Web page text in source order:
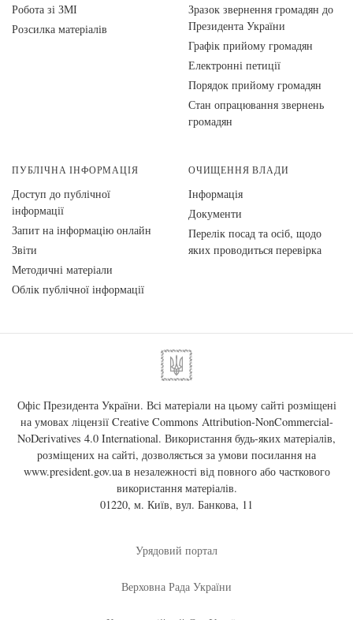
Робота зі ЗМІ
Розсилка матеріалів
Зразок звернення громадян до
Президента України
Графік прийому громадян
Електронні петиції
Порядок прийому громадян
Стан опрацювання звернень
громадян
ПУБЛІЧНА ІНФОРМАЦІЯ
Доступ до публічної
інформації
Запит на інформацію онлайн
Звіти
Методичні матеріали
Облік публічної інформації
ОЧИЩЕННЯ ВЛАДИ
Інформація
Документи
Перелік посад та осіб, щодо
яких проводиться перевірка
Офіс Президента України. Всі матеріали на цьому сайті розміщені
на умовах ліцензії Creative Commons Attribution-NonCommercial-
NoDerivatives 4.0 International. Використання будь-яких матеріалів,
розміщених на сайті, дозволяється за умови посилання на
www.president.gov.uaв незалежності від повного або часткового
використання матеріалів.
01220, м. Київ, вул. Банкова, 11
Урядовий портал
Верховна Рада України